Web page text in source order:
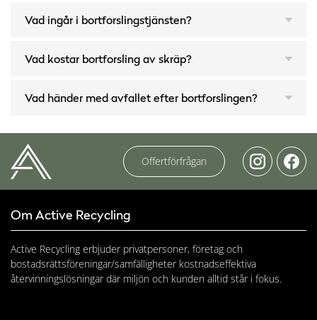
Vad ingår i bortforslingstjänsten?
Vad kostar bortforsling av skräp?
Vad händer med avfallet efter bortforslingen?
Offertförfrågan
Om Active Recycling
Active Recycling erbjuder privatpersoner, företag och
bostadsrättsföreningar/samfälligheter kostnadseffektiva
återvinningslösningar där miljön och kunden alltid står i fokus.